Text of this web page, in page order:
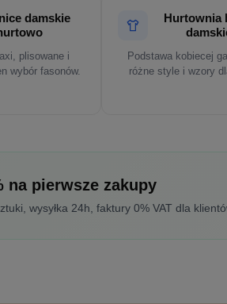
damskie
plisowane i
wybór fasonów.
Hurtownia
Podstawa kobiecej
różne style i wzory
na pierwsze zakupy
wysyłka 24h, faktury 0% VAT dla